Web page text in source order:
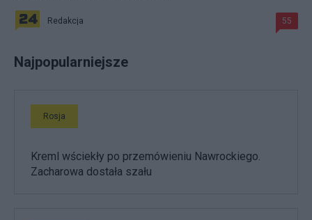
Redakcja 55
Najpopularniejsze
Rosja
Kreml wściekły po przemówieniu Nawrockiego.
Zacharowa dostała szału